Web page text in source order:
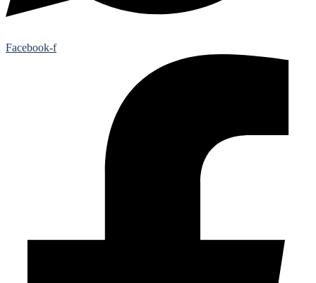
Facebook-f